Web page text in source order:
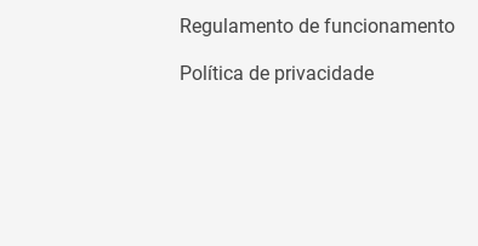
Regulamento de funcionamento
Política de privacidade